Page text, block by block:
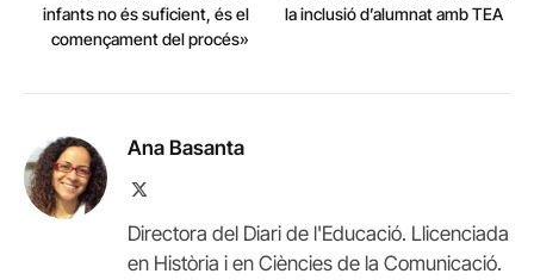
infants no és suficient, és el
començament del procés»
la inclusió d’alumnat amb TEA
Ana Basanta
Directora del Diari de l'Educació. Llicenciada
en Història i en Ciències de la Comunicació.